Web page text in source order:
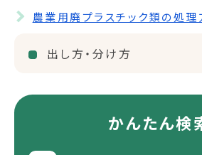
農業用廃プラスチック類の処理
出し方・分け方
かんたん検